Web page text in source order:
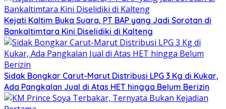
Kejati Kaltim Buka Suara, PT BAP yang Jadi Sorotan di
Bankaltimtara Kini Diselidiki di Kalteng
Sidak Bongkar Carut-Marut Distribusi LPG 3 Kg di Kukar,
Ada Pangkalan Jual di Atas HET hingga Belum Berizin